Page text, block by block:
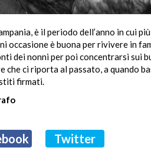
è il periodo dell’anno in cui
occasione è buona per rivivere in
dei nonni per poi concentrarsi sui
che ci riporta al passato, a quando
firmati.
Twitter